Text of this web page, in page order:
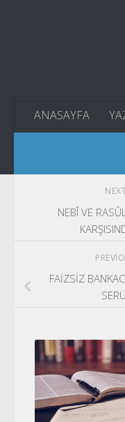
ANASAYFA
NEBÎ VE
FAİZSİZ